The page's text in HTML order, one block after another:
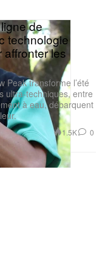
de
technologie
affronter les
Peak transforme l’été
ultra-techniques, entre
à eau, débarquent
1.5K 0